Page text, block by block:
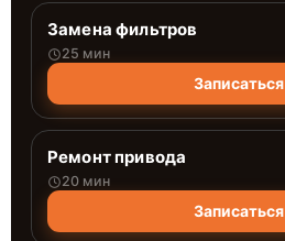
Замена фильтров
25 мин
Записаться
Ремонт привода
20 мин
Записаться